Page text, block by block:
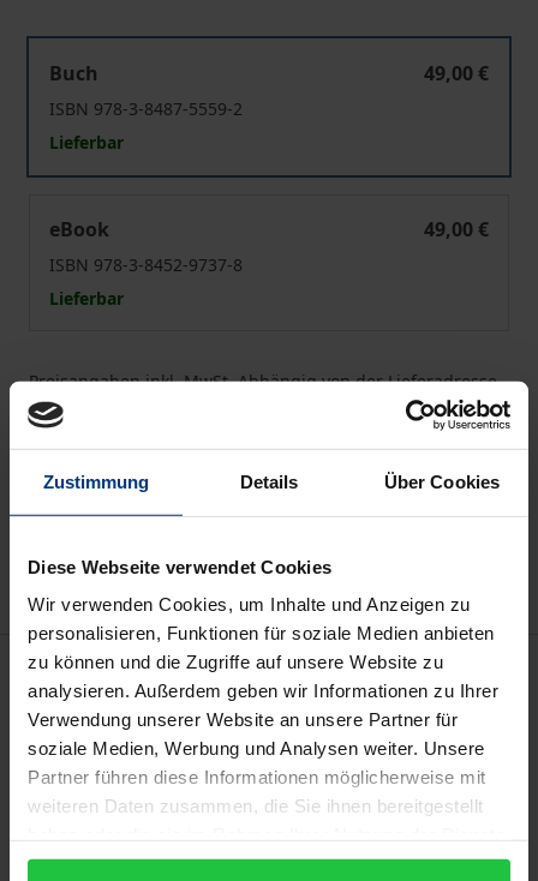
Zustimmung Details Über Cookies
Diese Webseite verwendet Cookies
Wir verwenden Cookies, um Inhalte und Anzeigen zu
personalisieren, Funktionen für soziale Medien anbieten
zu können und die Zugriffe auf unsere Website zu
analysieren. Außerdem geben wir Informationen zu Ihrer
Verwendung unserer Website an unsere Partner für
soziale Medien, Werbung und Analysen weiter. Unsere
Partner führen diese Informationen möglicherweise mit
weiteren Daten zusammen, die Sie ihnen bereitgestellt
gesammelt haben.
Buch
49,00 €
ISBN 978-3-8487-5559-2
Lieferbar
eBook
49,00 €
ISBN 978-3-8452-9737-8
Lieferbar
Preisangaben inkl. MwSt. Abhängig von der Lieferadresse
kann die MwSt. an der Kasse variieren.
In den Warenkorb
Zur Wunschliste hinzufügen
Beschreibung
Koordination in Ministerialbürokratien hat sich
gewandelt. Das Buch analysiert den Wandel in
Organisationsstrukturen und im Akteursverhalten in